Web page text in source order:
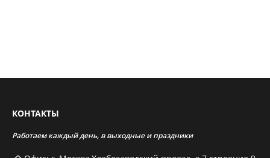
КОНТАКТЫ
Работаем каждый день, в выходные и праздники